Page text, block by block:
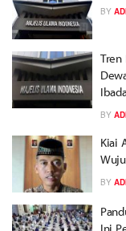
BY
Tren
BY
Kiai
BY